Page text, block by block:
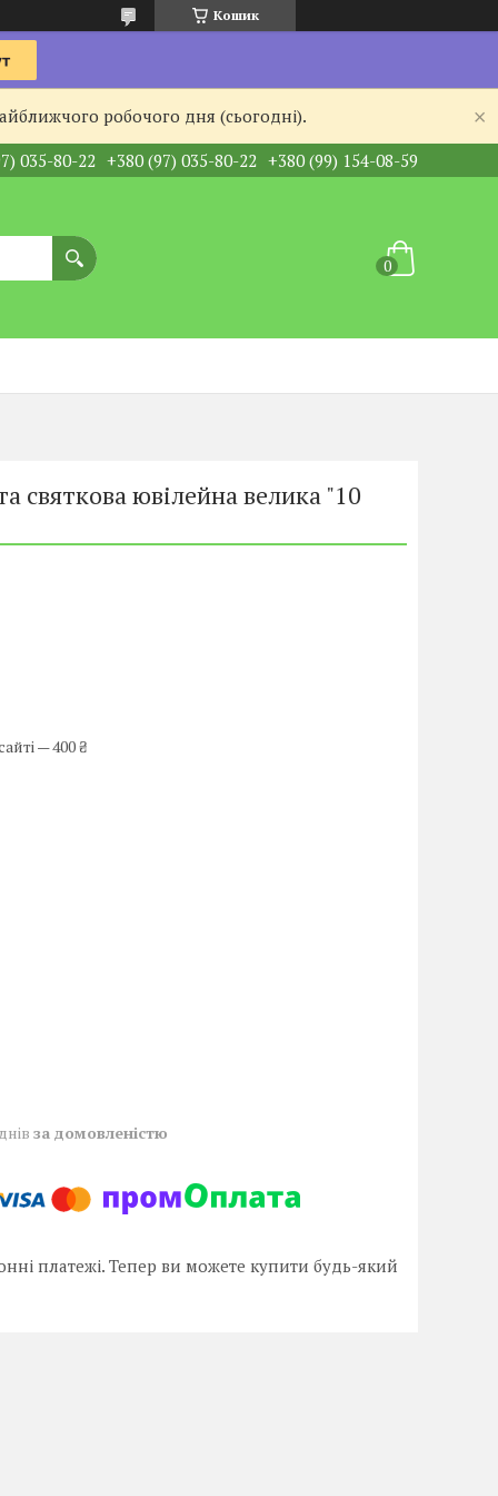
Кошик
робочого дня (сьогодні).
035-80-22 +380 (97) 035-80-22 +380 (99) 154-08-59
святкова ювілейна велика "10
— 400 ₴
за домовленістю
платежі. Тепер ви можете купити будь-який